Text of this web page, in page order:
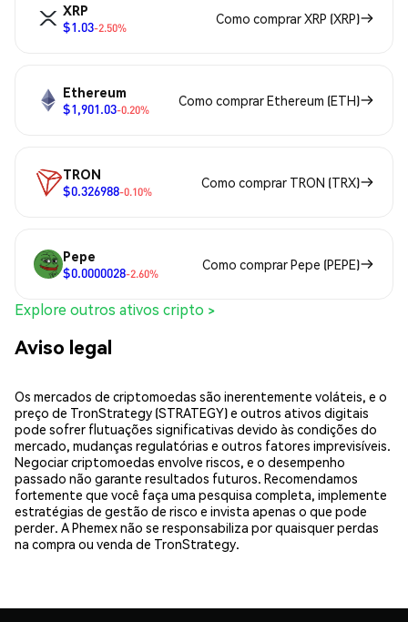
XRP
$1.03-2.50%
Como comprar XRP (XRP)
Ethereum
$1,901.03-0.20%
Como comprar Ethereum (ETH)
TRON
$0.326988-0.10%
Como comprar TRON (TRX)
Pepe
$0.0000028-2.60%
Como comprar Pepe (PEPE)
Explore outros ativos cripto >
Aviso legal
Os mercados de criptomoedas são inerentemente voláteis, e o
preço de TronStrategy (STRATEGY) e outros ativos digitais
pode sofrer flutuações significativas devido às condições do
mercado, mudanças regulatórias e outros fatores imprevisíveis.
Negociar criptomoedas envolve riscos, e o desempenho
passado não garante resultados futuros. Recomendamos
fortemente que você faça uma pesquisa completa, implemente
estratégias de gestão de risco e invista apenas o que pode
perder. A Phemex não se responsabiliza por quaisquer perdas
na compra ou venda de TronStrategy.